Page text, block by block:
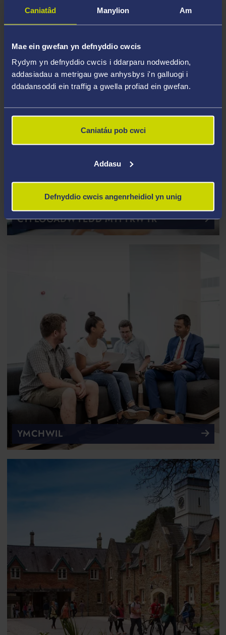
Caniatâd Manylion Am
Mae ein gwefan yn defnyddio cwcis
Rydym yn defnyddio cwcis i ddarparu nodweddion,
addasiadau a metrigau gwe anhysbys i'n galluogi i
ddadansoddi ein traffig a gwella profiad ein gwefan.
Caniatáu pob cwci
Addasu
Defnyddio cwcis angenrheidiol yn unig
YSGOLORIAETHAU
CYFLOGADWYEDD MYFYRWYR
YMCHWIL